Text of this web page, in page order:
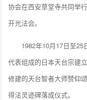
协会在西安草堂寺共同举
开光法会。
1982年10月17日至25
代表组成的日本天台宗建
修建的天台智者大师赞仰
得法灵迹碑落成仪式。